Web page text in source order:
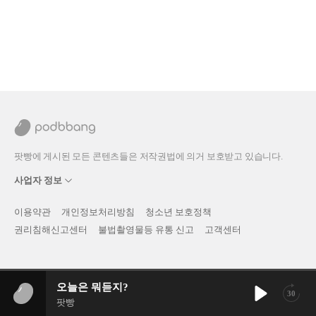
팟빵에 게시된 모든 콘텐츠들은 저작권법에 의거 보호받고 있습니다.
사업자 정보
이용약관 개인정보처리방침
청소년 보호정책
권리침해신고센터
불법촬영물등 유통 신고 고객센터
오늘은 뭐듣지?
팟빵
30